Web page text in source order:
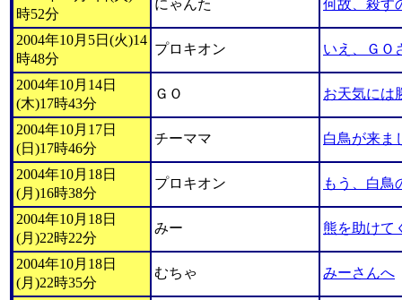
時52分
にゃんた 何故、殺す
2004年10月5日(火)14
時48分
プロキオン いえ、ＧＯ
2004年10月14日
(木)17時43分
ＧＯ お天気に
2004年10月17日
(日)17時46分
チーママ 白鳥が来ま
2004年10月18日
(月)16時38分
プロキオン もう、白鳥
2004年10月18日
(月)22時22分
みー 熊を助けて
2004年10月18日
(月)22時35分
むちゃ みーさんへ